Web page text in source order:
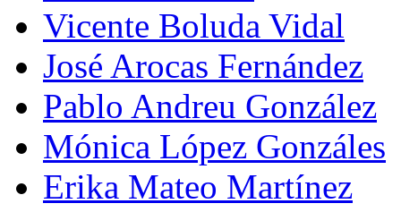
Vicente Boluda Vidal
José Arocas Fernández
Pablo Andreu González
Mónica López Gonzáles
Erika Mateo Martínez